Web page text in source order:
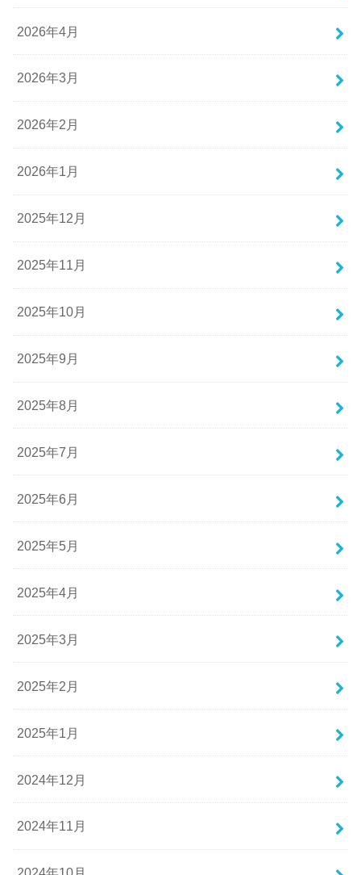
2026年4月
2026年3月
2026年2月
2026年1月
2025年12月
2025年11月
2025年10月
2025年9月
2025年8月
2025年7月
2025年6月
2025年5月
2025年4月
2025年3月
2025年2月
2025年1月
2024年12月
2024年11月